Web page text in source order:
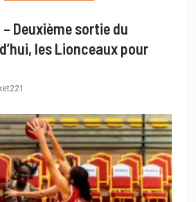
Deuxième sortie du
les Lionceaux pour